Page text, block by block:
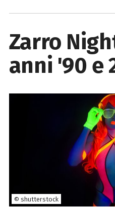
Zarro
anni '90 e
© shutterstock